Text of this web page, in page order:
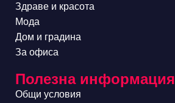
Здраве и красота
Мода
Дом и градина
За офиса
Полезна информация
Общи условия